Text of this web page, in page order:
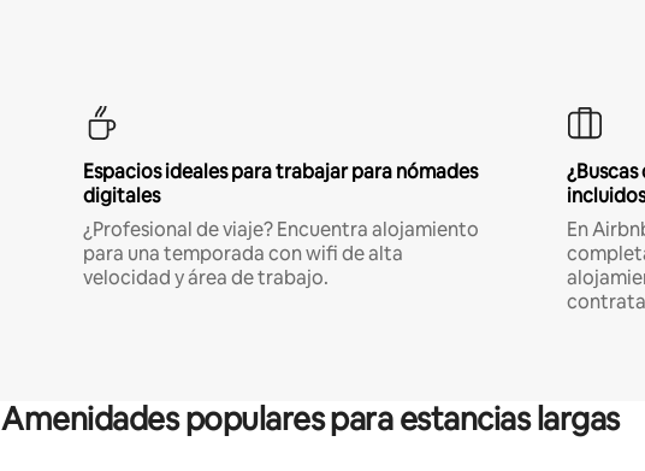
Espacios ideales para trabajar para nómades
digitales
¿Profesional de viaje? Encuentra alojamiento
para una temporada con wifi de alta
velocidad y área de trabajo.
En
Amenidades populares para estancias largas